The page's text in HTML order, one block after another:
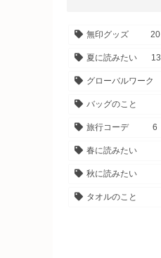
無印グッズ 20
夏に読みたい 13
グローバルワーク
バッグのこと
旅行コーデ 6
春に読みたい
秋に読みたい
タオルのこと